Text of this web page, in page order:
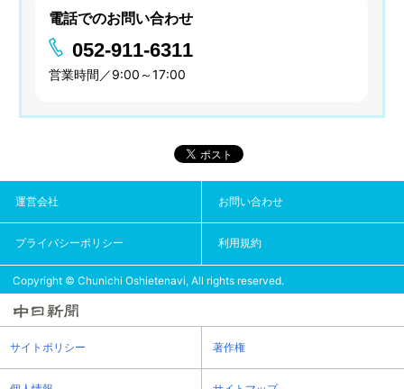
電話でのお問い合わせ
052-911-6311
営業時間／9:00～17:00
運営会社 お問い合わせ
プライバシーポリシー 利用規約
Copyright © Chunichi Oshietenavi, All rights reserved.
サイトポリシー 著作権